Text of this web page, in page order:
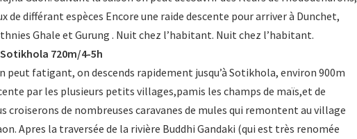
de différant espèces Encore une raide descente pour arriver à Dunchet,
Ghale et Gurung . Nuit chez l’habitant. Nuit chez l’habitant.
720m/4-5h
peut fatigant, on descends rapidement jusqu’à Sotikhola, environ 900m
par les plusieurs petits villages,pamis les champs de maïs,et de
croiserons de nombreuses caravanes de mules qui remontent au village
Apres la traversée de la rivière Buddhi Gandaki (qui est très renomée